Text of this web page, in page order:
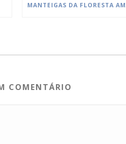
COMENTÁRIO